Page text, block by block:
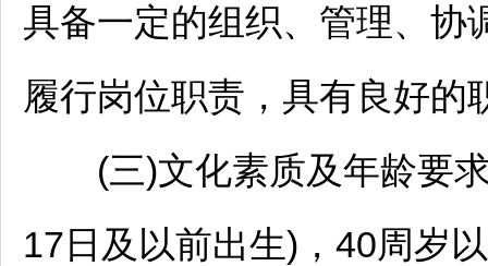
具备一定的组织、管理、协
履行岗位职责，具有良好的
(三)文化素质及年龄要求
17日及以前出生)，40周岁